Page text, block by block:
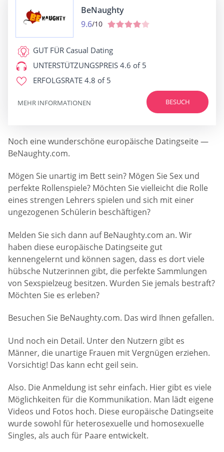
BeNaughty
9.6/10
GUT FÜR Casual Dating
UNTERSTÜTZUNGSPREIS 4.6 of 5
ERFOLGSRATE 4.8 of 5
BESUCH
MEHR INFORMATIONEN
Noch eine wunderschöne europäische Datingseite —
BeNaughty.com.
Mögen Sie unartig im Bett sein? Mögen Sie Sex und
perfekte Rollenspiele? Möchten Sie vielleicht die Rolle
eines strengen Lehrers spielen und sich mit einer
ungezogenen Schülerin beschäftigen?
Melden Sie sich dann auf BeNaughty.com an. Wir
haben diese europäische Datingseite gut
kennengelernt und können sagen, dass es dort viele
hübsche Nutzerinnen gibt, die perfekte Sammlungen
von Sexspielzeug besitzen. Wurden Sie jemals bestraft?
Möchten Sie es erleben?
Besuchen Sie BeNaughty.com. Das wird Ihnen gefallen.
Und noch ein Detail. Unter den Nutzern gibt es
Männer, die unartige Frauen mit Vergnügen erziehen.
Vorsichtig! Das kann echt geil sein.
Also. Die Anmeldung ist sehr einfach. Hier gibt es viele
Möglichkeiten für die Kommunikation. Man lädt eigene
Videos und Fotos hoch. Diese europäische Datingseite
wurde sowohl für heterosexuelle und homosexuelle
Singles, als auch für Paare entwickelt.